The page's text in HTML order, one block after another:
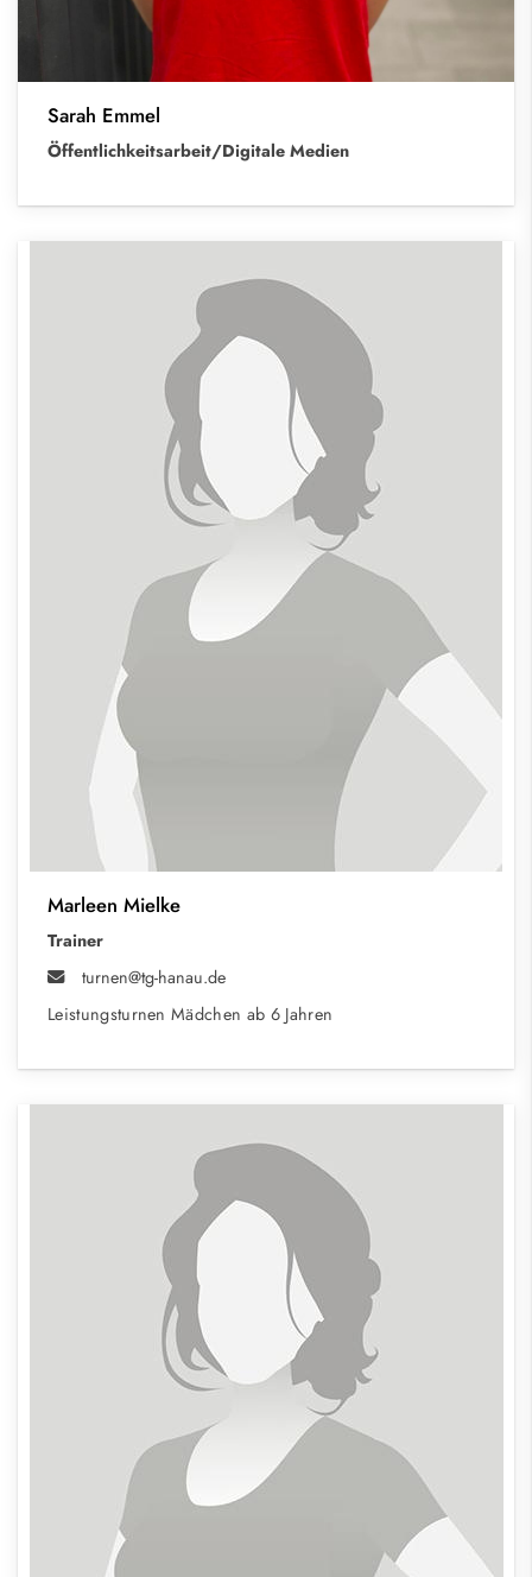
Sarah Emmel
Öffentlichkeitsarbeit/Digitale Medien
Marleen Mielke
Trainer
turnen@tg-hanau.de
Leistungsturnen Mädchen ab 6 Jahren